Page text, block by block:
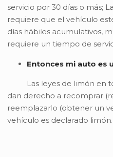
servicio por 30 días o más;
requiere que el vehículo
días hábiles acumulativos,
requiere un tiempo de
Entonces mi auto es
Las leyes de limón en
dan derecho a recomprar
reemplazarlo (obtener un
vehículo es declarado limón.